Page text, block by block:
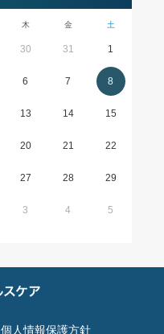
木 金 土
30 31 1
6 7 8
13 14 15
20 21 22
27 28 29
3 4 5
個人情報保護方針